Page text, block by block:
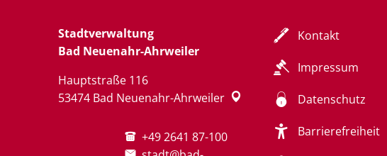
Stadtverwaltung
Bad Neuenahr-Ahrweiler
Hauptstraße 116
53474 Bad Neuenahr-Ahrweiler
+49 2641 87-100
Kontakt
Impressum
Datenschutz
Barrierefreiheit